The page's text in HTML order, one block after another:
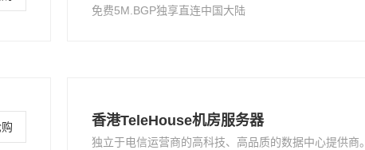
免费5M.BGP独享直连中国大陆
香港TeleHouse机房服务器
独立于电信运营商的高科技、高品质的数据中心提供商。